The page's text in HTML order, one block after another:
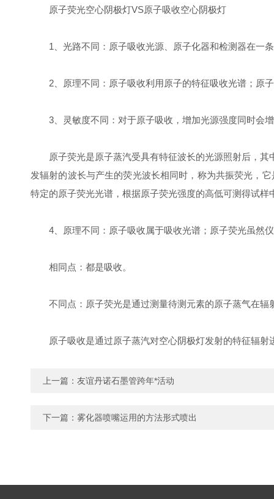
原子荧光空心阴极灯VS原子吸收空心阴极灯
1、光路不同：原子吸收光源、原子化器和检测器在一
2、原理不同：原子吸收利用原子的特征吸收光谱；原
3、灵敏度不同：对于原子吸收，增加光源强度同时会增
原子荧光是原子蒸汽受具有特征波长的光源照射后，其
发辐射的波长与产生的荧光波长相同时，称为共振荧光，
特定的原子荧光光谱，根据原子荧光强度的高低可测得试
4、原理不同：原子吸收属于吸收光谱；原子荧光虽然仪
相同点：都是吸收。
不同点：原子荧光是通过测量待测元素的原子蒸气在辐
原子吸收是通过原子蒸汽对空心阴极灯发射的特征辐射
上一篇： 友谊丹诺石墨管跨年*活动
下一篇： 雾化器喷嘴运用的方法形式喷出